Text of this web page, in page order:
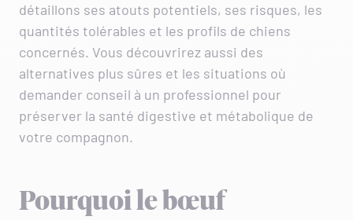
détaillons ses atouts potentiels, ses risques, les
quantités tolérables et les profils de chiens
concernés. Vous découvrirez aussi des
alternatives plus sûres et les situations où
demander conseil à un professionnel pour
préserver la santé digestive et métabolique de
votre compagnon.
Pourquoi le bœuf